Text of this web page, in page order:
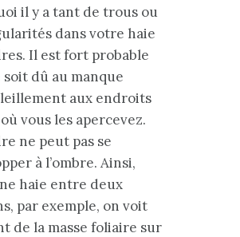
il y a tant de trous ou
dans votre haie
Il est fort probable
soit dû au manque
aux endroits
vous les apercevez.
ne peut pas se
à l’ombre. Ainsi,
haie entre deux
par exemple, on voit
de la masse foliaire sur